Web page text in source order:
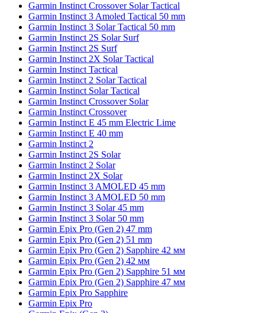
Garmin Instinct Crossover Solar Tactical
Garmin Instinct 3 Amoled Tactical 50 mm
Garmin Instinct 3 Solar Tactical 50 mm
Garmin Instinct 2S Solar Surf
Garmin Instinct 2S Surf
Garmin Instinct 2X Solar Tactical
Garmin Instinct Tactical
Garmin Instinct 2 Solar Tactical
Garmin Instinct Solar Tactical
Garmin Instinct Crossover Solar
Garmin Instinct Crossover
Garmin Instinct E 45 mm Electric Lime
Garmin Instinct E 40 mm
Garmin Instinct 2
Garmin Instinct 2S Solar
Garmin Instinct 2 Solar
Garmin Instinct 2X Solar
Garmin Instinct 3 AMOLED 45 mm
Garmin Instinct 3 AMOLED 50 mm
Garmin Instinct 3 Solar 45 mm
Garmin Instinct 3 Solar 50 mm
Garmin Epix Pro (Gen 2) 47 mm
Garmin Epix Pro (Gen 2) 51 mm
Garmin Epix Pro (Gen 2) Sapphire 42 мм
Garmin Epix Pro (Gen 2) 42 мм
Garmin Epix Pro (Gen 2) Sapphire 51 мм
Garmin Epix Pro (Gen 2) Sapphire 47 мм
Garmin Epix Pro Sapphire
Garmin Epix Pro